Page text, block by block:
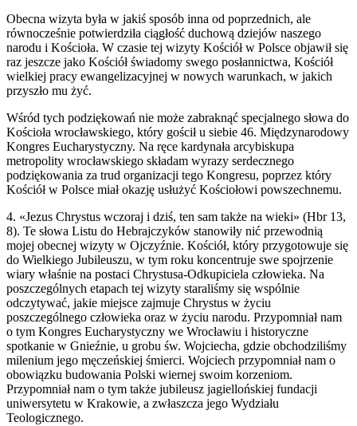
Obecna wizyta była w jakiś sposób inna od poprzednich, ale
równocześnie potwierdziła ciągłość duchową dziejów naszego
narodu i Kościoła. W czasie tej wizyty Kościół w Polsce objawił się
raz jeszcze jako Kościół świadomy swego posłannictwa, Kościół
wielkiej pracy ewangelizacyjnej w nowych warunkach, w jakich
przyszło mu żyć.
Wśród tych podziękowań nie może zabraknąć specjalnego słowa do
Kościoła wrocławskiego, który gościł u siebie 46. Międzynarodowy
Kongres Eucharystyczny. Na ręce kardynała arcybiskupa
metropolity wrocławskiego składam wyrazy serdecznego
podziękowania za trud organizacji tego Kongresu, poprzez który
Kościół w Polsce miał okazję usłużyć Kościołowi powszechnemu.
4. «Jezus Chrystus wczoraj i dziś, ten sam także na wieki» (Hbr 13,
8). Te słowa Listu do Hebrajczyków stanowiły nić przewodnią
mojej obecnej wizyty w Ojczyźnie. Kościół, który przygotowuje się
do Wielkiego Jubileuszu, w tym roku koncentruje swe spojrzenie
wiary właśnie na postaci Chrystusa-Odkupiciela człowieka. Na
poszczególnych etapach tej wizyty staraliśmy się wspólnie
odczytywać, jakie miejsce zajmuje Chrystus w życiu
poszczególnego człowieka oraz w życiu narodu. Przypomniał nam
o tym Kongres Eucharystyczny we Wrocławiu i historyczne
spotkanie w Gnieźnie, u grobu św. Wojciecha, gdzie obchodziliśmy
milenium jego męczeńskiej śmierci. Wojciech przypomniał nam o
obowiązku budowania Polski wiernej swoim korzeniom.
Przypomniał nam o tym także jubileusz jagiellońskiej fundacji
uniwersytetu w Krakowie, a zwłaszcza jego Wydziału
Teologicznego.